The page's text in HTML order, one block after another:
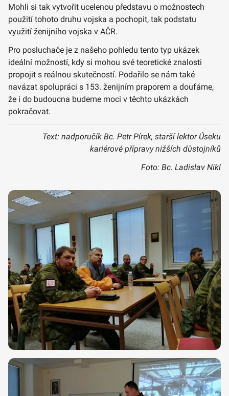
Mohli si tak vytvořit ucelenou představu o možnostech
použití tohoto druhu vojska a pochopit, tak podstatu
využití ženijního vojska v AČR.
Pro posluchače je z našeho pohledu tento typ ukázek
ideální možností, kdy si mohou své teoretické znalosti
propojit s reálnou skutečností. Podařilo se nám také
navázat spolupráci s 153. ženijním praporem a doufáme,
že i do budoucna budeme moci v těchto ukázkách
pokračovat.
Text: nadporučík Bc. Petr Pírek, starší lektor Úseku
kariérové přípravy nižších důstojníků
Foto: Bc. Ladislav Nikl